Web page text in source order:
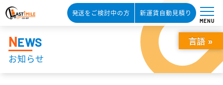
発送をご検討中の方 新運賃自動見積り
MENU
NEWS
お知らせ
言語 »